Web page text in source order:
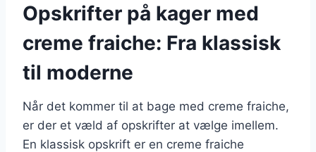
Opskrifter på kager med
creme fraiche: Fra klassisk
til moderne
Når det kommer til at bage med creme fraiche,
er der et væld af opskrifter at vælge imellem.
En klassisk opskrift er en creme fraiche